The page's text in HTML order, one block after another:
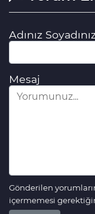
Adınız
Mesaj
Gönderilen
içermemesi